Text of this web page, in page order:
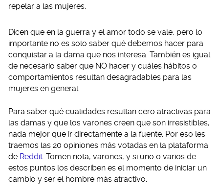
repelar a las mujeres.
Dicen que en la guerra y el amor todo se vale, pero lo
importante no es solo saber qué debemos hacer para
conquistar a la dama que nos interesa. También es igual
de necesario saber que NO hacer y cuáles hábitos o
comportamientos resultan desagradables para las
mujeres en general.
Para saber qué cualidades resultan cero atractivas para
las damas y que los varones creen que son irresistibles,
nada mejor que ir directamente a la fuente. Por eso les
traemos las 20 opiniones más votadas en la plataforma
de Reddit. Tomen nota, varones, y si uno o varios de
estos puntos los describen es el momento de iniciar un
cambio y ser el hombre más atractivo.